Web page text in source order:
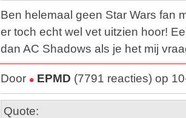
Ben helemaal geen Star Wars fan
er toch echt wel vet uitzien hoor!
dan AC Shadows als je het mij
Door EPMD (7791 reacties) op
Quote: